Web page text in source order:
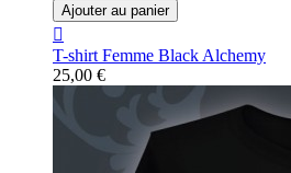
Ajouter au panier

T-shirt Femme Black Alchemy
25,00 €